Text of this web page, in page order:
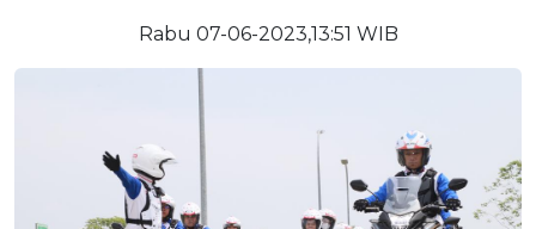
Rabu 07-06-2023,13:51 WIB